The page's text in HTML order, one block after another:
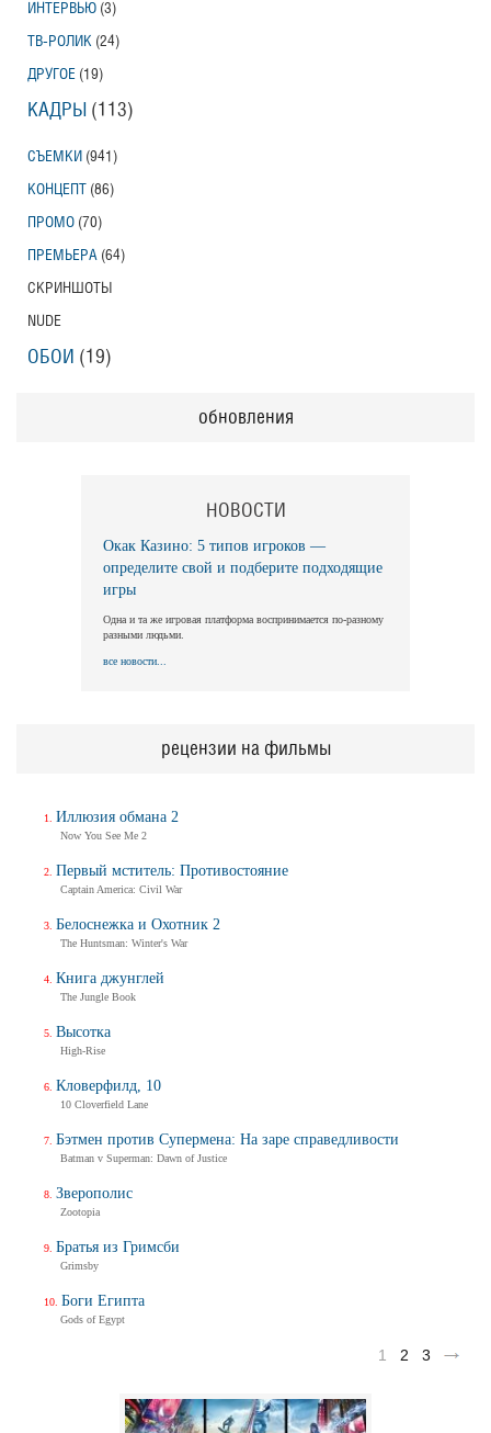
1 2 3
ИНТЕРВЬЮ (3)
ТВ-РОЛИК (24)
ДРУГОЕ (19)
КАДРЫ (113)
СЪЕМКИ (941)
КОНЦЕПТ (86)
ПРОМО (70)
ПРЕМЬЕРА (64)
СКРИНШОТЫ
NUDE
ОБОИ (19)
обновления
НОВОСТИ
Окак Казино: 5 типов игроков —
определите свой и подберите подходящие
игры
Одна и та же игровая платформа воспринимается по-разному
разными людьми.
все новости...
рецензии на фильмы
Иллюзия обмана 2
Now You See Me 2
Первый мститель: Противостояние
Captain America: Civil War
Белоснежка и Охотник 2
The Huntsman: Winter's War
Книга джунглей
The Jungle Book
Высотка
High-Rise
Кловерфилд, 10
10 Cloverfield Lane
Бэтмен против Супермена: На заре справедливости
Batman v Superman: Dawn of Justice
Зверополис
Zootopia
Братья из Гримсби
Grimsby
Боги Египта
Gods of Egypt